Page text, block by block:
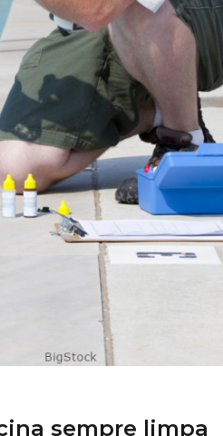
sempre limpa